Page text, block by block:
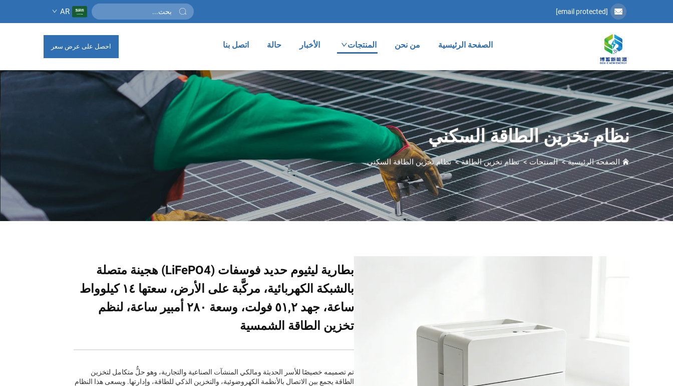
[email protected]
AR
الصفحة الرئيسية من نحن المنتجات الأخبار حالة اتصل بنا احصل على عرض سعر
نظام تخزين الطاقة السكني
الصفحة الرئيسية>المنتجات>نظام تخزين الطاقة>نظام تخزين الطاقة السكني
بطارية ليثيوم حديد فوسفات (LiFePO4) هجينة متصلة
بالشبكة الكهربائية، مركَّبة على الأرض، سعتها ١٤ كيلوواط
ساعة، جهد ٥١,٢ فولت، وسعة ٢٨٠ أمبير ساعة، لنظم
تخزين الطاقة الشمسية
تم تصميمه خصيصًا للأسر الحديثة ومالكي المنشآت الصناعية والتجارية، وهو حلٌّ متكامل لتخزين
الطاقة يجمع بين الاتصال بالأنظمة الكهروضوئية، والتخزين الذكي للطاقة، وإدارتها. ويسعى هذا النظام